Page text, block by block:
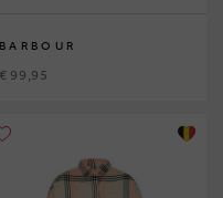
BARBOUR
€ 99,95